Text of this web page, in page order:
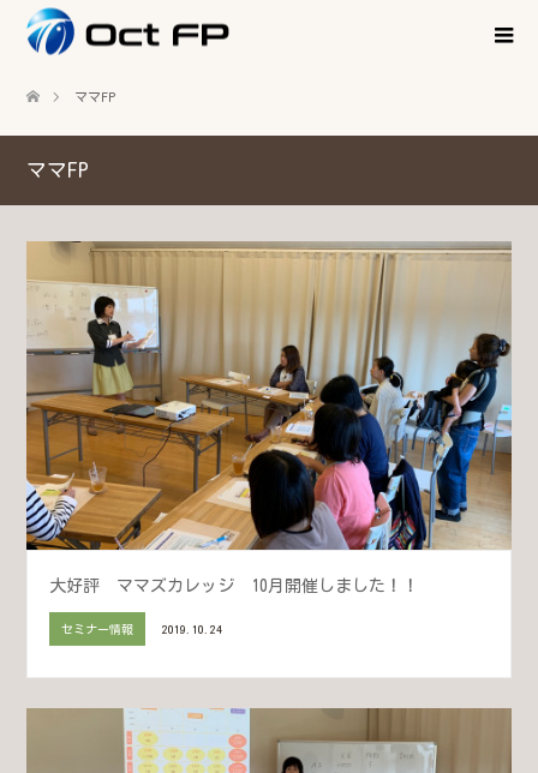
ママFP
ママFP
大好評 ママズカレッジ 10月開催しました！！
セミナー情報 2019.10.24